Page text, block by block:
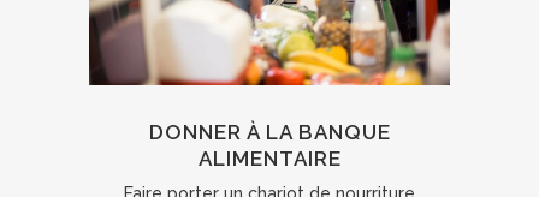
DONNER À LA BANQUE
ALIMENTAIRE